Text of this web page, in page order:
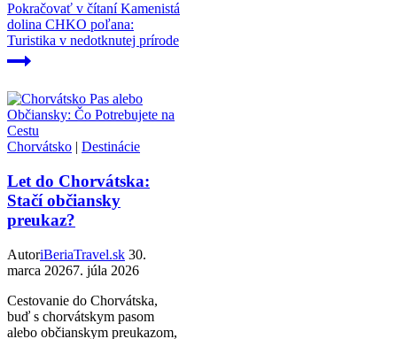
Pokračovať v čítaníKamenistá
dolina CHKO poľana:
Turistika v nedotknutej prírode
Chorvátsko | Destinácie
Let do Chorvátska:
Stačí občiansky
preukaz?
AutoriBeriaTravel.sk 30.
marca 20267. júla 2026
Cestovanie do Chorvátska,
buď s chorvátskym pasom
alebo občianskym preukazom,